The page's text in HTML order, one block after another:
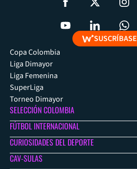
SUSCRÍBASE
Copa Colombia
Liga Dimayor
Liga Femenina
SuperLiga
Torneo Dimayor
SELECCIÓN COLOMBIA
FÚTBOL INTERNACIONAL
CURIOSIDADES DEL DEPORTE
CAV-SULAS